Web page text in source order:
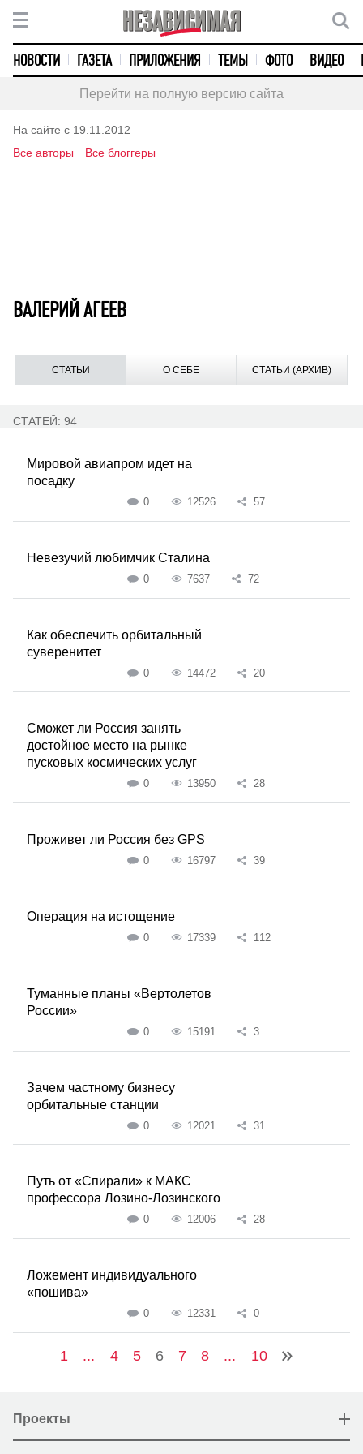
НОВОСТИ ГАЗЕТА ПРИЛОЖЕНИЯ ТЕМЫ ФОТО ВИДЕО
Перейти на полную версию сайта
На сайте с 19.11.2012
Все авторы
Все блоггеры
ВАЛЕРИЙ АГЕЕВ
СТАТЬИ О СЕБЕ СТАТЬИ (АРХИВ)
СТАТЕЙ: 94
Мировой авиапром идет на
посадку
0 12526 57
Невезучий любимчик Сталина
0 7637 72
Как обеспечить орбитальный
суверенитет
0 14472 20
Сможет ли Россия занять
достойное место на рынке
пусковых космических услуг
0 13950 28
Проживет ли Россия без GPS
0 16797 39
Операция на истощение
0 17339 112
Туманные планы «Вертолетов
России»
0 15191 3
Зачем частному бизнесу
орбитальные станции
0 12021 31
Путь от «Спирали» к МАКС
профессора Лозино-Лозинского
0 12006 28
Ложемент индивидуального
«пошива»
0 12331 0
1 ... 4 5 6 7 8 ... 10
Проекты